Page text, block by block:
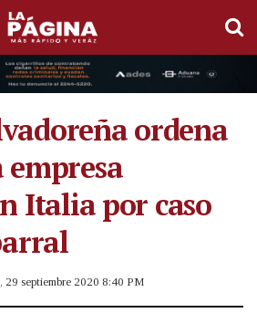
ordena
empresa
Italia por caso
29 septiembre 2020 8:40 PM